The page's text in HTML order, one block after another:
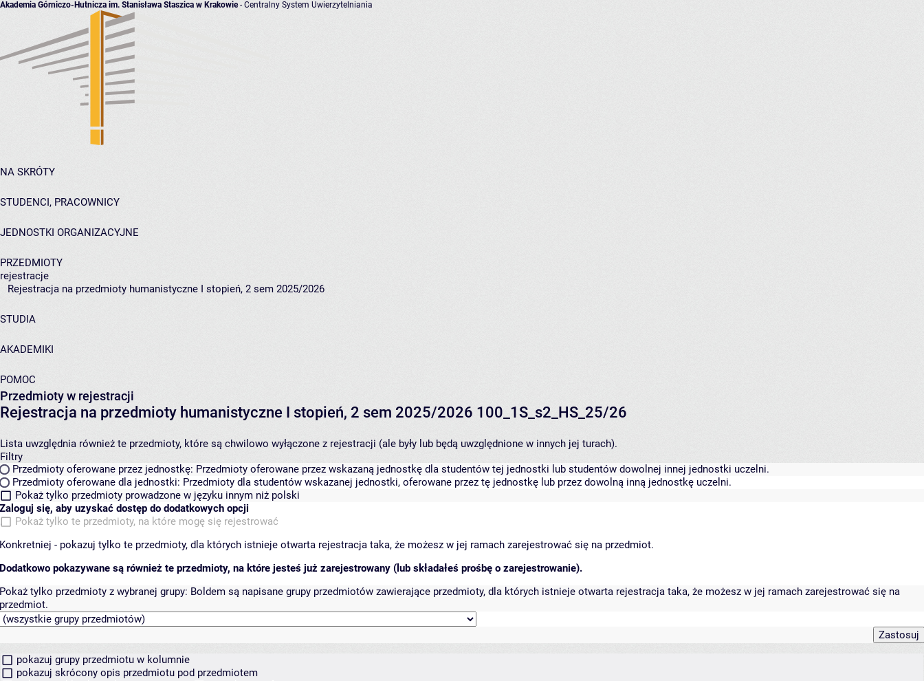
Akademia Górniczo-Hutnicza im. Stanisława Staszica w Krakowie- Centralny System Uwierzytelniania
NA SKRÓTY
STUDENCI, PRACOWNICY
JEDNOSTKI ORGANIZACYJNE
PRZEDMIOTY
rejestracje
Rejestracja na przedmioty humanistyczne I stopień, 2 sem 2025/2026
STUDIA
AKADEMIKI
POMOC
Przedmioty w rejestracji
Rejestracja na przedmioty humanistyczne I stopień, 2 sem 2025/2026 100_1S_s2_HS_25/26
Lista uwzględnia również te przedmioty, które są chwilowo wyłączone z rejestracji (ale były lub będą uwzględnione w innych jej turach).
Filtry
Przedmioty oferowane przez jednostkę: Przedmioty oferowane przez wskazaną jednostkę dla studentów tej jednostki lub studentów dowolnej innej jednostki uczelni.
Przedmioty oferowane dla jednostki: Przedmioty dla studentów wskazanej jednostki, oferowane przez tę jednostkę lub przez dowolną inną jednostkę uczelni.
Pokaż tylko przedmioty prowadzone w języku innym niż polski
Zaloguj się, aby uzyskać dostęp do dodatkowych opcji
Pokaż tylko te przedmioty, na które mogę się rejestrować
Konkretniej - pokazuj tylko te przedmioty, dla których istnieje otwarta rejestracja taka, że możesz w jej ramach zarejestrować się na przedmiot.
Dodatkowo pokazywane są również te przedmioty, na które jesteś już zarejestrowany (lub składałeś prośbę o zarejestrowanie).
Pokaż tylko przedmioty z wybranej grupy: Boldem są napisane grupy przedmiotów zawierające przedmioty, dla których istnieje otwarta rejestracja taka, że możesz w jej ramach zarejestrować się na
przedmiot.
pokazuj grupy przedmiotu w kolumnie
pokazuj skrócony opis przedmiotu pod przedmiotem